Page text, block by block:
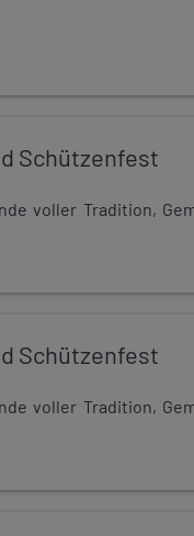
Schützenfest
voller Tradition,
Schützenfest
voller Tradition,